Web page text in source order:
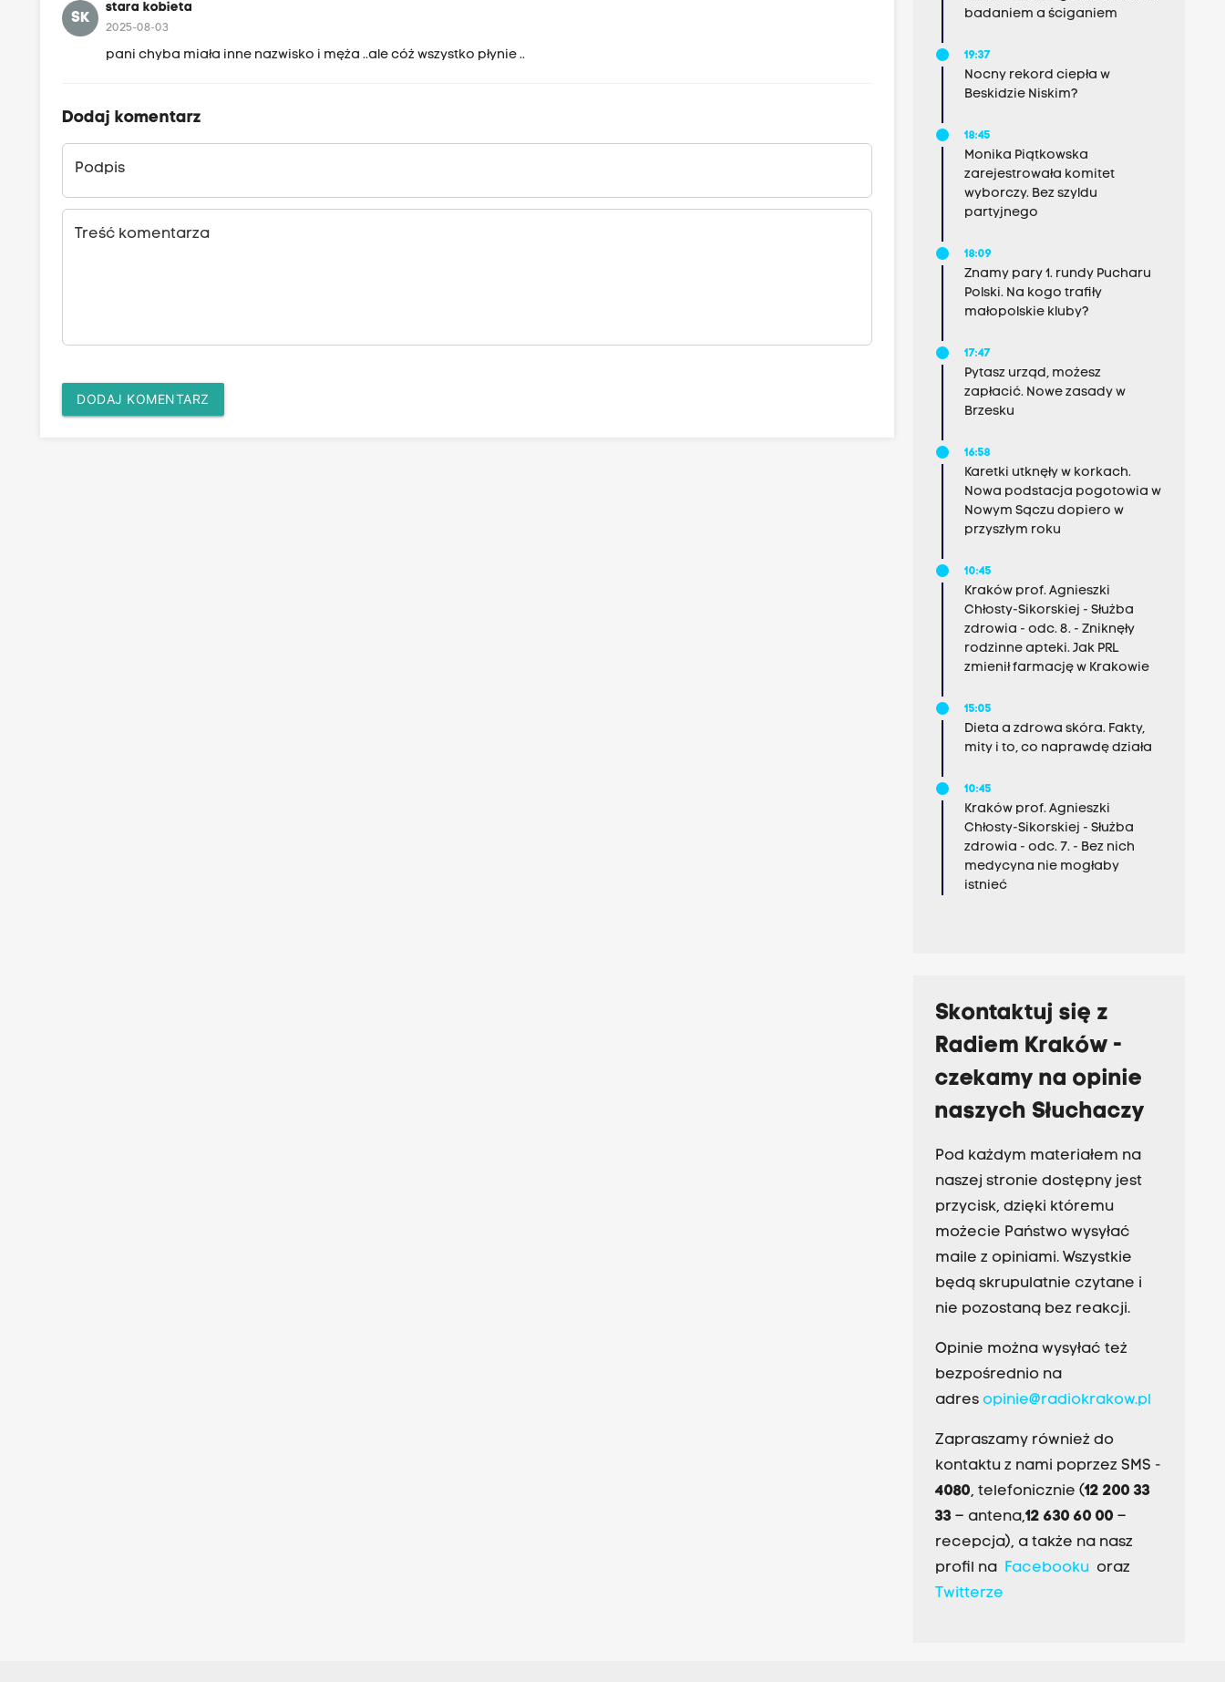
SK
stara kobieta
2025-08-03
pani chyba miała inne nazwisko i męża ..ale cóż wszystko płynie ..
Dodaj komentarz
Podpis
Treść komentarza
DODAJ KOMENTARZ
badaniem a ściganiem
19:37
Nocny rekord ciepła w
Beskidzie Niskim?
18:45
Monika Piątkowska
zarejestrowała komitet
wyborczy. Bez szyldu
partyjnego
18:09
Znamy pary 1. rundy Pucharu
Polski. Na kogo trafiły
małopolskie kluby?
17:47
Pytasz urząd, możesz
zapłacić. Nowe zasady w
Brzesku
16:58
Karetki utknęły w korkach.
Nowa podstacja pogotowia w
Nowym Sączu dopiero w
przyszłym roku
10:45
Kraków prof. Agnieszki
Chłosty-Sikorskiej - Służba
zdrowia - odc. 8. - Zniknęły
rodzinne apteki. Jak PRL
zmienił farmację w Krakowie
15:05
Dieta a zdrowa skóra. Fakty,
mity i to, co naprawdę działa
10:45
Kraków prof. Agnieszki
Chłosty-Sikorskiej - Służba
zdrowia - odc. 7. - Bez nich
medycyna nie mogłaby
istnieć
Skontaktuj się z
Radiem Kraków -
czekamy na opinie
naszych Słuchaczy
Pod każdym materiałem na
naszej stronie dostępny jest
przycisk, dzięki któremu
możecie Państwo wysyłać
maile z opiniami. Wszystkie
będą skrupulatnie czytane i
nie pozostaną bez reakcji.
Opinie można wysyłać też
bezpośrednio na
adres opinie@radiokrakow.pl
Zapraszamy również do
kontaktu z nami poprzez SMS -
4080, telefonicznie (12 200 33
33– antena,12 630 60 00 –
recepcja), a także na nasz
profil na Facebookuoraz
Twitterze